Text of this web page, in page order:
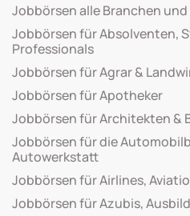
Jobbörsen alle Branchen
Jobbörsen für Absolventen,
Professionals
Jobbörsen für Agrar &
Jobbörsen für Apotheker
Jobbörsen für Architekten &
Jobbörsen für die
Autowerkstatt
Jobbörsen für Airlines,
Jobbörsen für Azubis,